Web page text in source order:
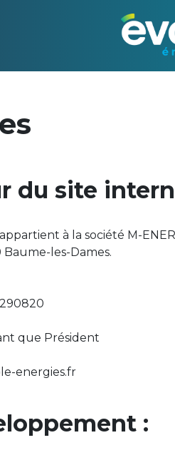
du site
à la société M-
Baume-les-Dames.
que Président
energies.fr
: